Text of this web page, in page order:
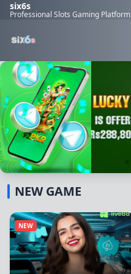
six6s
Professional Slots Gaming Platform
NEW GAME
NEW